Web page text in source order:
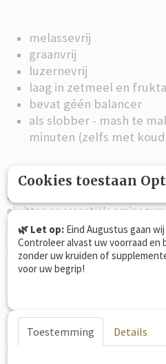
melassevrij
graanvrij
luzernevrij
laag in zetmeel en
bevat géén balancer
als slobber - mash te
minuten (zelfs met
Om paarden te ondersteunen,
en spieren
eiwitten en essentiële
aan ruw eiwit én ruwe vezels
zowel bouwstoffen als extra
eenluzernevrij dieet!
Het wordt een heerlijk eetbare
Equifyt Flaxseed cubes
. Equifyt
waardevolle aanvulling van
Cookies toestaan
🌿 Let op: Eind Augustus gaan
Controleer alvast uw voorraad
zonder uw kruiden of
voor uw begrip!
Toestemming Details